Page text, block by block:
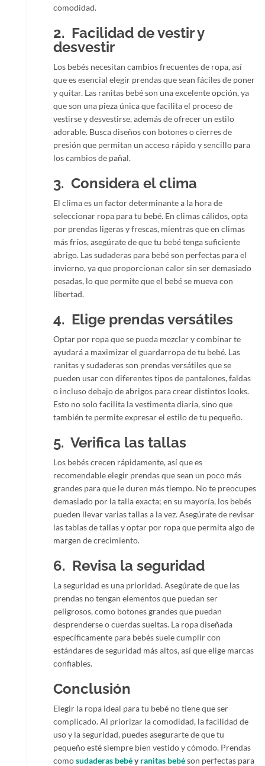
comodidad.
2. Facilidad de vestir y
desvestir
Los bebés necesitan cambios frecuentes de ropa, así
que es esencial elegir prendas que sean fáciles de poner
y quitar. Las ranitas bebé son una excelente opción, ya
que son una pieza única que facilita el proceso de
vestirse y desvestirse, además de ofrecer un estilo
adorable. Busca diseños con botones o cierres de
presión que permitan un acceso rápido y sencillo para
los cambios de pañal.
3. Considera el clima
El clima es un factor determinante a la hora de
seleccionar ropa para tu bebé. En climas cálidos, opta
por prendas ligeras y frescas, mientras que en climas
más fríos, asegúrate de que tu bebé tenga suficiente
abrigo. Las sudaderas para bebé son perfectas para el
invierno, ya que proporcionan calor sin ser demasiado
pesadas, lo que permite que el bebé se mueva con
libertad.
4. Elige prendas versátiles
Optar por ropa que se pueda mezclar y combinar te
ayudará a maximizar el guardarropa de tu bebé. Las
ranitas y sudaderas son prendas versátiles que se
pueden usar con diferentes tipos de pantalones, faldas
o incluso debajo de abrigos para crear distintos looks.
Esto no solo facilita la vestimenta diaria, sino que
también te permite expresar el estilo de tu pequeño.
5. Verifica las tallas
Los bebés crecen rápidamente, así que es
recomendable elegir prendas que sean un poco más
grandes para que le duren más tiempo. No te preocupes
demasiado por la talla exacta; en su mayoría, los bebés
pueden llevar varias tallas a la vez. Asegúrate de revisar
las tablas de tallas y optar por ropa que permita algo de
margen de crecimiento.
6. Revisa la seguridad
La seguridad es una prioridad. Asegúrate de que las
prendas no tengan elementos que puedan ser
peligrosos, como botones grandes que puedan
desprenderse o cuerdas sueltas. La ropa diseñada
específicamente para bebés suele cumplir con
estándares de seguridad más altos, así que elige marcas
confiables.
Conclusión
Elegir la ropa ideal para tu bebé no tiene que ser
complicado. Al priorizar la comodidad, la facilidad de
uso y la seguridad, puedes asegurarte de que tu
pequeño esté siempre bien vestido y cómodo. Prendas
comosudaderas bebéyranitas bebéson perfectas para